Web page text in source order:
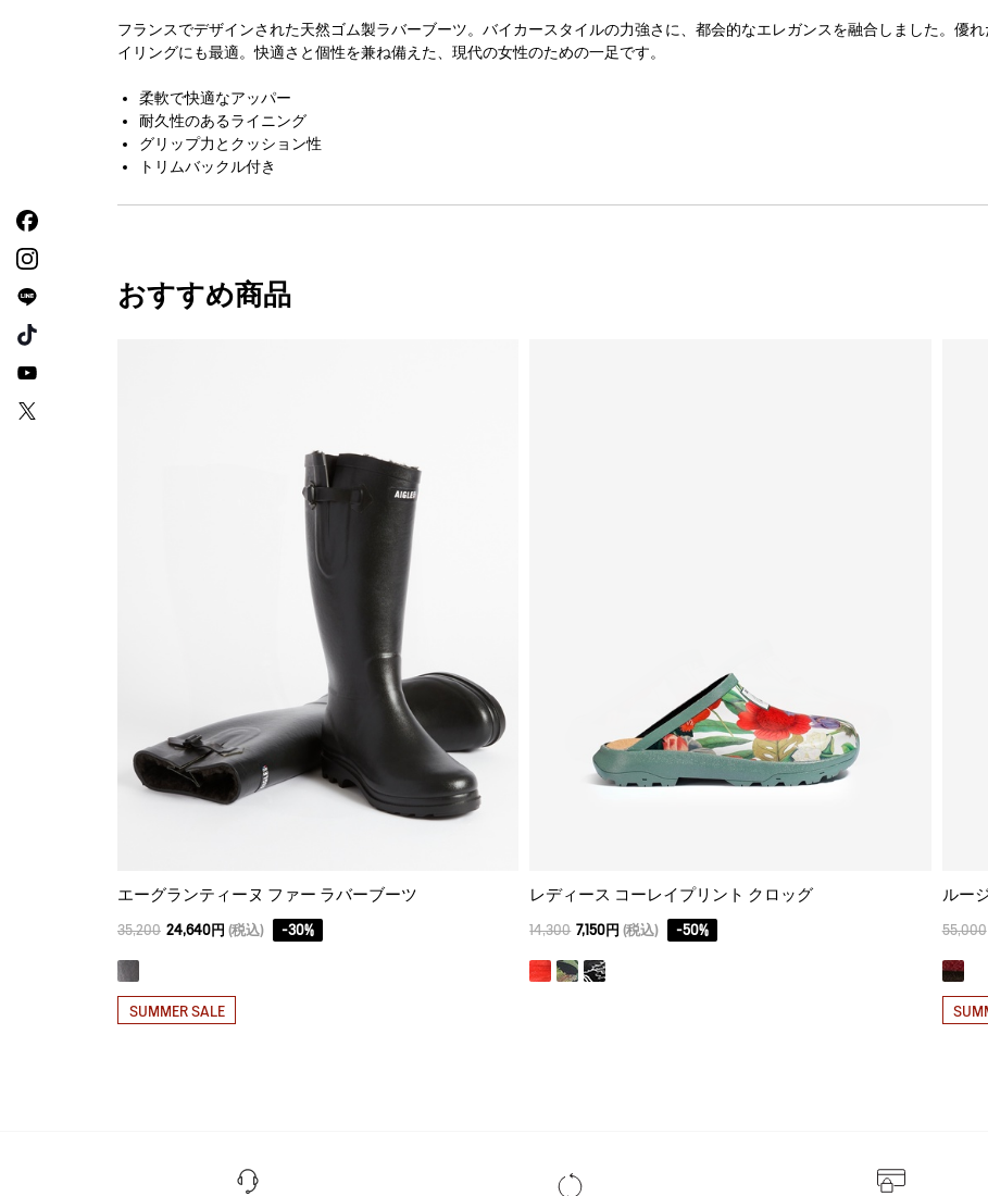
フランスでデザインされた天然ゴム製ラバーブーツ。バイカースタイルの力強さに、都会的なエレガンスを融合しました。優
イリングにも最適。快適さと個性を兼ね備えた、現代の女性のための一足です。
柔軟で快適なアッパー
耐久性のあるライニング
グリップ力とクッション性
トリムバックル付き
おすすめ商品
エーグランティーヌ ファー ラバーブーツ
35,200 24,640円 (税込) -30%
SUMMER SALE
レディース コーレイプリント クロッグ
14,300 7,150円 (税込) -50%
ルー
55,000